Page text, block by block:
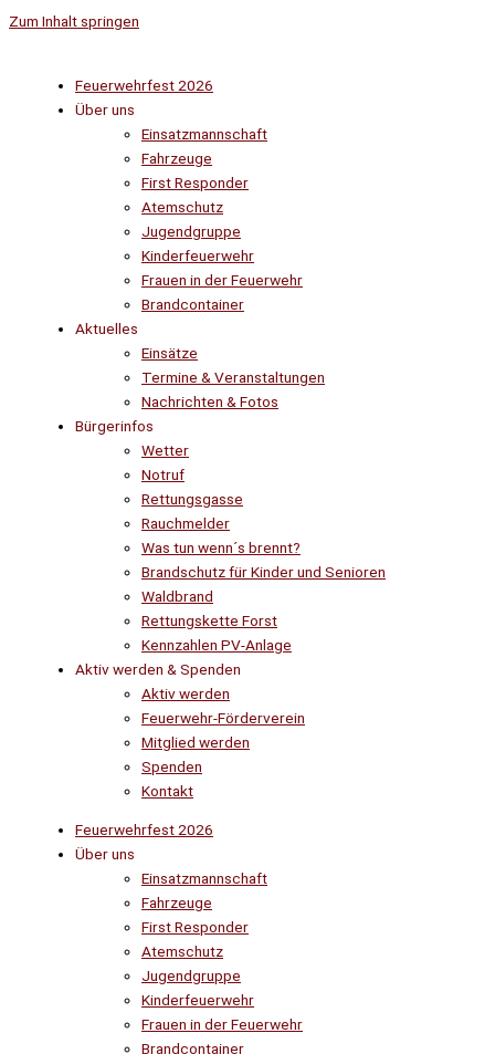
Zum Inhalt springen
Feuerwehrfest 2026
Über uns
Einsatzmannschaft
Fahrzeuge
First Responder
Atemschutz
Jugendgruppe
Kinderfeuerwehr
Frauen in der Feuerwehr
Brandcontainer
Aktuelles
Einsätze
Termine & Veranstaltungen
Nachrichten & Fotos
Bürgerinfos
Wetter
Notruf
Rettungsgasse
Rauchmelder
Was tun wenn´s brennt?
Brandschutz für Kinder und Senioren
Waldbrand
Rettungskette Forst
Kennzahlen PV-Anlage
Aktiv werden & Spenden
Aktiv werden
Feuerwehr-Förderverein
Mitglied werden
Spenden
Kontakt
Feuerwehrfest 2026
Über uns
Einsatzmannschaft
Fahrzeuge
First Responder
Atemschutz
Jugendgruppe
Kinderfeuerwehr
Frauen in der Feuerwehr
Brandcontainer